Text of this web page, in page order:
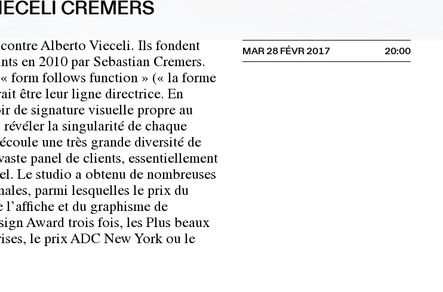
CREMERS
Alberto Vieceli. Ils fondent
en 2010 par Sebastian Cremers.
form follows function » (« la forme
être leur ligne directrice. En
de signature visuelle propre au
la singularité de chaque
une très grande diversité de
panel de clients, essentiellement
Le studio a obtenu de nombreuses
parmi lesquelles le prix du
et du graphisme de
Award trois fois, les Plus beaux
le prix ADC New York ou le
MAR 28 FÉVR 2017 20:00